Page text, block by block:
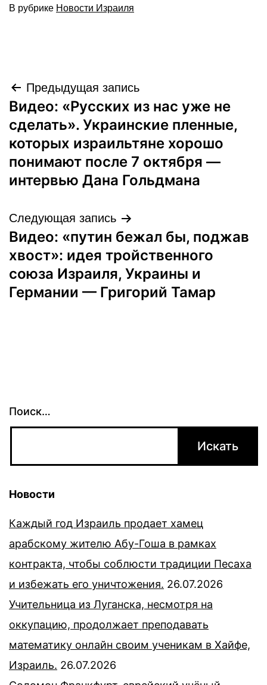
В рубрике Новости Израиля
Навигация
по
записям
Предыдущая запись
Видео: «Русских из нас уже не
сделать». Украинские пленные,
которых израильтяне хорошо
понимают после 7 октября —
интервью Данa Гольдмана
Следующая запись
Видео: «путин бежал бы, поджав
хвост»: идея тройственного
союза Израиля, Украины и
Германии — Григорий Тамар
Поиск…
Новости
Каждый год Израиль продает хамец
арабскому жителю Абу-Гоша в рамках
контракта, чтобы соблюсти традиции Песаха
и избежать его уничтожения. 26.07.2026
Учительница из Луганска, несмотря на
оккупацию, продолжает преподавать
математику онлайн своим ученикам в Хайфе,
Израиль. 26.07.2026